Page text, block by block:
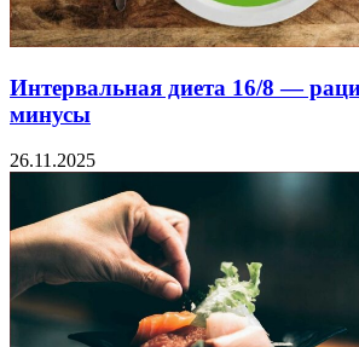
Интервальная диета 16/8 —
минусы
26.11.2025